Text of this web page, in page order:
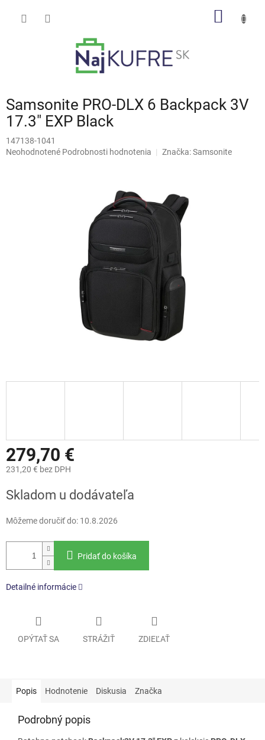
Samsonite PRO-DLX 6 Backpack 3V
17.3" EXP Black
147138-1041
Priemerné
Neohodnotené Podrobnosti hodnotenia Značka:Samsonite
279,70 €
231,20 € bez DPH
cena:
Skladom u dodávateľa
Môžeme doručiť do: 10.8.2026
Pridať do košíka
Detailné informácie
OPÝTAŤ SA STRÁŽIŤ ZDIEĽAŤ
Popis Hodnotenie Diskusia Značka
Podrobný popis